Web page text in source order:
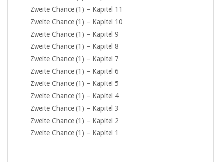
Zweite Chance (1) – Kapitel 11
Zweite Chance (1) – Kapitel 10
Zweite Chance (1) – Kapitel 9
Zweite Chance (1) – Kapitel 8
Zweite Chance (1) – Kapitel 7
Zweite Chance (1) – Kapitel 6
Zweite Chance (1) – Kapitel 5
Zweite Chance (1) – Kapitel 4
Zweite Chance (1) – Kapitel 3
Zweite Chance (1) – Kapitel 2
Zweite Chance (1) – Kapitel 1